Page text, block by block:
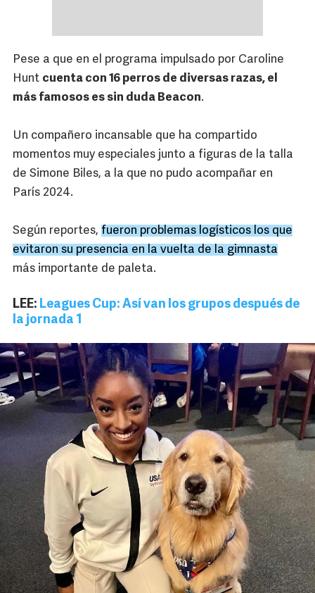
Pese a que en el programa impulsado por Caroline
Hunt cuenta con 16 perros de diversas razas, el
más famosos es sin duda Beacon.
Un compañero incansable que ha compartido
momentos muy especiales junto a figuras de la talla
de Simone Biles, a la que no pudo acompañar en
París 2024.
Según reportes, fueron problemas logísticos los que
evitaron su presencia en la vuelta de la gimnasta
más importante de paleta.
LEE: Leagues Cup: Así van los grupos después de
la jornada 1